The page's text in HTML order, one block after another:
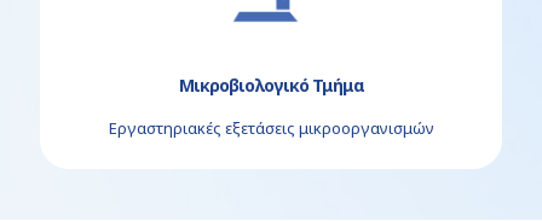
Μικροβιολογικό Τμήμα
Εργαστηριακές εξετάσεις μικροοργανισμών